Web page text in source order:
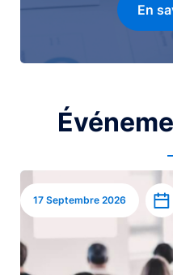
En
Image
17 Septembre 2026